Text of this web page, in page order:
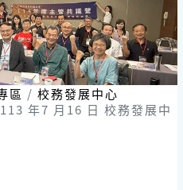
區
校務發展中心
年7 月16 日 校務發展中